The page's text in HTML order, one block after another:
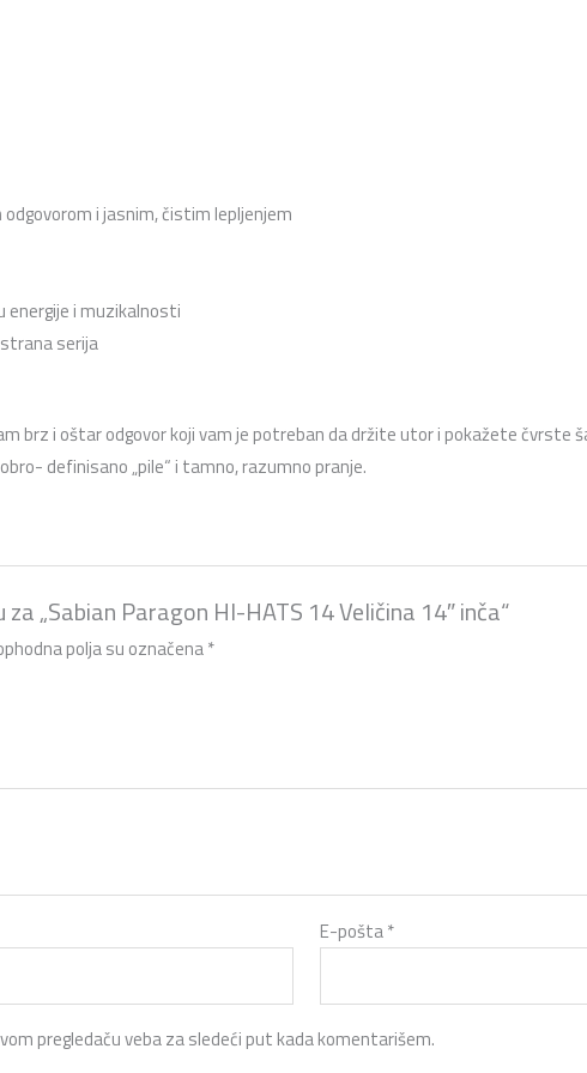
i jasnim, čistim lepljenjem
energije i muzikalnosti
serija
brz i oštar odgovor koji vam je potreban da držite utor i pokažete čvrste
definisano „pile“ i tamno, razumno pranje.
„Sabian Paragon HI-HATS 14 Veličina 14″ inča“
polja su označena*
E-pošta*
pregledaču veba za sledeći put kada komentarišem.